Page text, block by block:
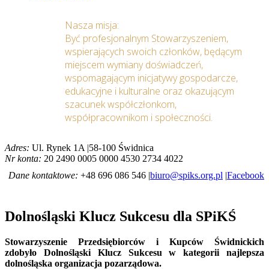
Nasza misja:
Być profesjonalnym Stowarzyszeniem,
wspierających swoich członków, będącym
miejscem wymiany doświadczeń,
wspomagającym inicjatywy gospodarcze,
edukacyjne i kulturalne oraz okazującym
szacunek współczłonkom,
współpracownikom i społeczności.
Adres: Ul. Rynek 1A |58-100 Świdnica
Nr konta: 20 2490 0005 0000 4530 2734 4022
Dane kontaktowe: +48 696 086 546 |biuro@spiks.org.pl |Facebook
Dolnośląski Klucz Sukcesu dla SPiKŚ
Stowarzyszenie Przedsiębiorców i Kupców Świdnickich
zdobyło Dolnośląski Klucz Sukcesu w kategorii najlepsza
dolnośląska organizacja pozarządowa.